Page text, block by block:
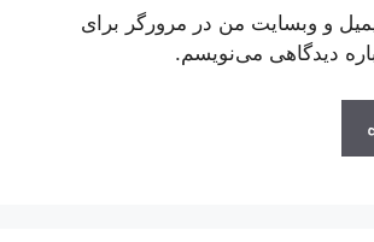
و وبسایت من در مرورگر برای
دیدگاهی می‌نویسم.